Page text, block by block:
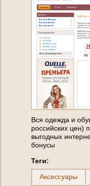
Вся одежда и
российских цен)
выгодных
бонусы
Теги:
Аксессуары